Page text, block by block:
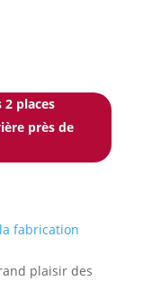
2 places
près de
la fabrication
plaisir des